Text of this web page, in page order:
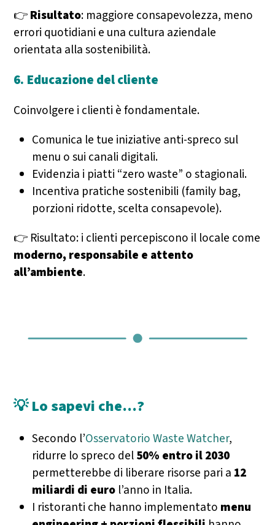
👉Risultato: maggiore consapevolezza, meno
errori quotidiani e una cultura aziendale
orientata alla sostenibilità.
6. Educazione del cliente
Coinvolgere i clienti è fondamentale.
Comunica le tue iniziative anti-spreco sul
menu o sui canali digitali.
Evidenzia i piatti “zero waste” o stagionali.
Incentiva pratiche sostenibili (family bag,
porzioni ridotte, scelta consapevole).
👉 Risultato: i clienti percepiscono il locale come
moderno, responsabile e attento
all’ambiente.
💡 Lo sapevi che…?
Secondo l’Osservatorio Waste Watcher,
ridurre lo spreco del50% entro il 2030
permetterebbe di liberare risorse pari a 12
miliardi di euro l’anno in Italia.
I ristoranti che hanno implementato menu